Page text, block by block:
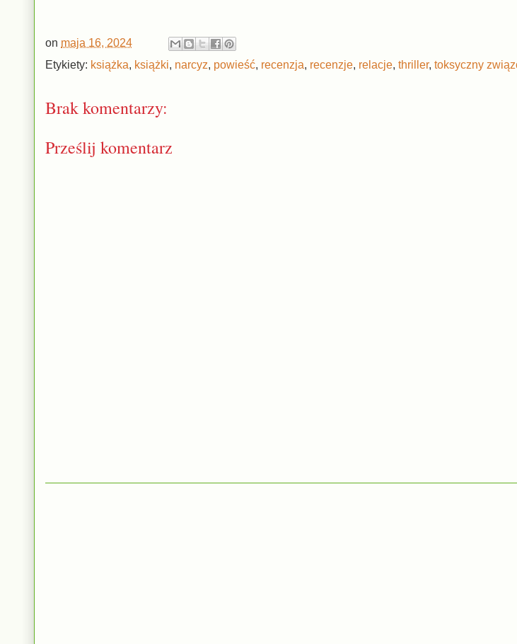
on maja 16, 2024
Etykiety: książka, książki, narcyz, powieść, recenzja, recenzje, relacje, thriller, toksyczny
Brak komentarzy:
Prześlij komentarz